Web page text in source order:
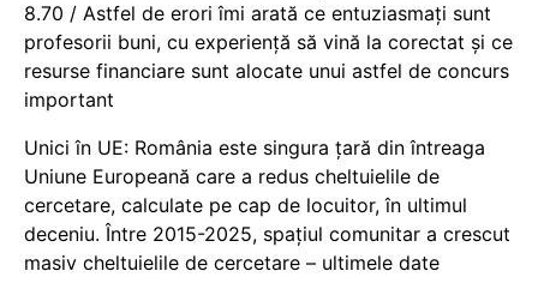
8.70 / Astfel de erori îmi arată ce entuziasmați sunt
profesorii buni, cu experiență să vină la corectat și ce
resurse financiare sunt alocate unui astfel de concurs
important
Unici în UE: România este singura țară din întreaga
Uniune Europeană care a redus cheltuielile de
cercetare, calculate pe cap de locuitor, în ultimul
deceniu. Între 2015-2025, spațiul comunitar a crescut
masiv cheltuielile de cercetare – ultimele date